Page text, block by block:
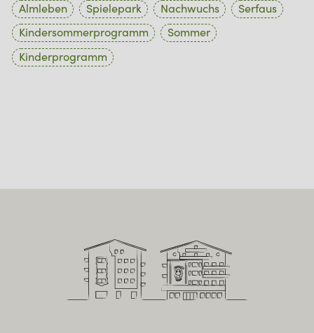
Almleben
Spielepark Nachwuchs
Serfaus
Kindersommerprogramm
Sommer
Kinderprogramm